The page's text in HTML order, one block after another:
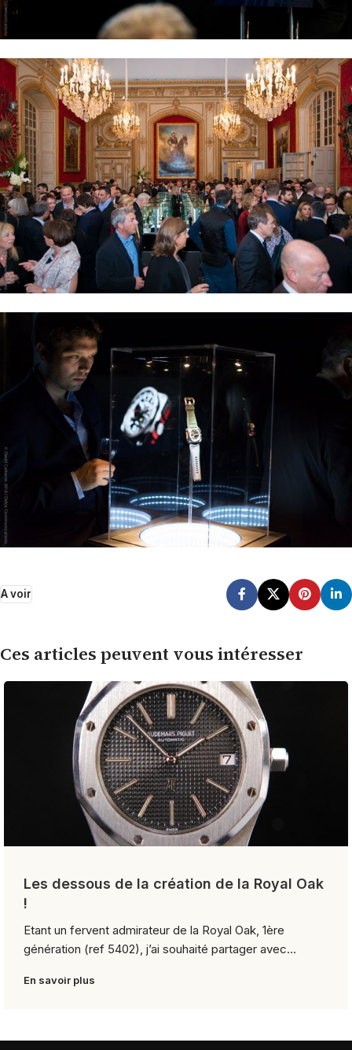
A voir
Ces articles peuvent vous intéresser
Les dessous de la création de la Royal Oak
!
Etant un fervent admirateur de la Royal Oak, 1ère
génération (ref 5402), j’ai souhaité partager avec...
En savoir plus